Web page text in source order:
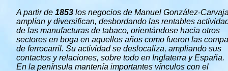
A partir de 1853 los negocios de Manuel González-
amplían y diversifican, desbordando las rentables
de las manufacturas de tabaco, orientándose hacia otros
sectores en boga en aquellos años como fueron las
de ferrocarril. Su actividad se deslocaliza, ampliando sus
contactos y relaciones, sobre todo en Inglaterra y España.
En la península mantenía importantes vínculos con el